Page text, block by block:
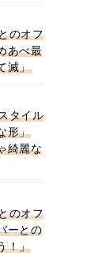
のオフ
あべ最
滅」
タイル
形」
綺麗な
のオフ
ーとの
！」